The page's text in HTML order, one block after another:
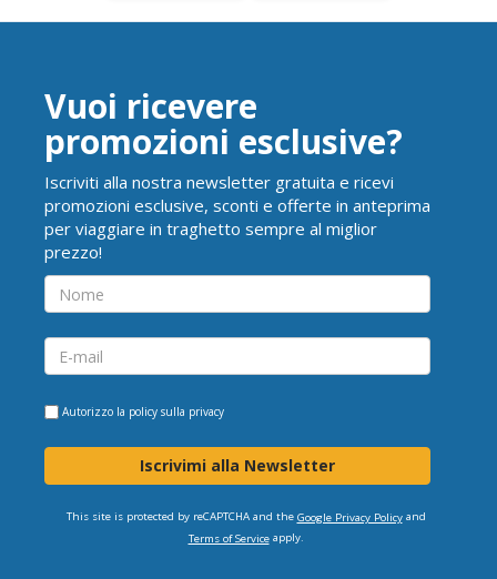
Vuoi ricevere
promozioni esclusive?
Iscriviti alla nostra newsletter gratuita e ricevi
promozioni esclusive, sconti e offerte in anteprima
per viaggiare in traghetto sempre al miglior
prezzo!
Autorizzo la policy sulla privacy
Iscrivimi alla Newsletter
This site is protected by reCAPTCHA and the Google Privacy Policyand
Terms of Serviceapply.